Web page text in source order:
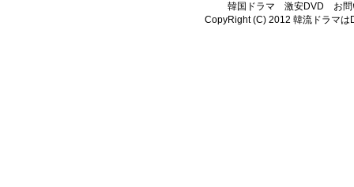
韓国ドラマ 激安DVD
お
CopyRight (C) 2012韓流ドラマは